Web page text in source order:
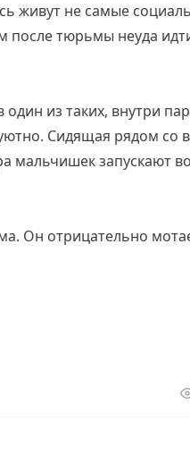
живут не самые
тюрьмы неуда
из таких, внутри
Сидящая рядом со
мальчишек запускают
Он отрицательно